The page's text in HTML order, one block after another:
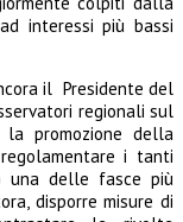
interessi più bassi
il Presidente del
regionali sul
promozione della
i tanti
una delle fasce più
disporre misure di